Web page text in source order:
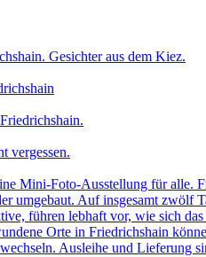
Gesichter aus dem Kiez.
vergessen.
Mini-Foto-Ausstellung für alle.
umgebaut. Auf insgesamt zwölf
führen lebhaft vor, wie sich
Orte in Friedrichshain
Ausleihe und Lieferung